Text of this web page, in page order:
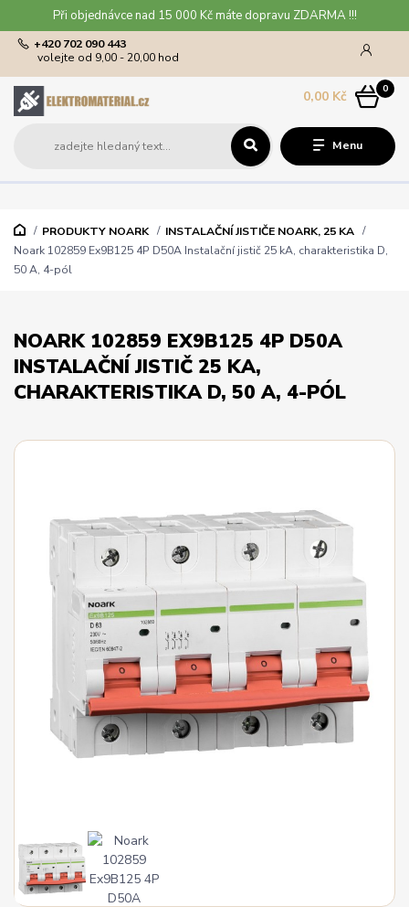
Při objednávce nad 15 000 Kč máte dopravu ZDARMA !!!
Menu
+420 702 090 443
volejte od 9,00 - 20,00 hod
0
0,00 Kč
PRODUKTY NOARK
INSTALAČNÍ JISTIČE NOARK, 25 KA
Noark 102859 Ex9B125 4P D50A Instalační jistič 25 kA, charakteristika D,
50 A, 4-pól
NOARK 102859 EX9B125 4P D50A
INSTALAČNÍ JISTIČ 25 KA,
CHARAKTERISTIKA D, 50 A, 4-PÓL